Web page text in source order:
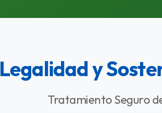
Legalidad y
Tratamiento Seguro